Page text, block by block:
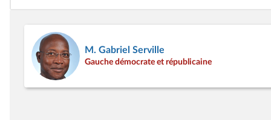
M. Gabriel Serville
Gauche démocrate et républicaine